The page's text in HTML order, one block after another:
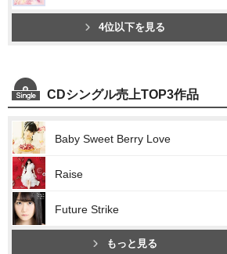
4位以下を見る
CDシングル売上TOP3作品
Baby Sweet Berry Love
Raise
Future Strike
もっと見る